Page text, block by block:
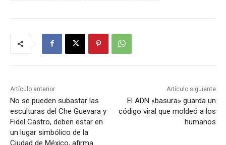
Artículo anterior
No se pueden subastar las
esculturas del Che Guevara y
Fidel Castro, deben estar en
un lugar simbólico de la
Ciudad de México, afirma
Artículo siguiente
El ADN «basura» guarda un
código viral que moldeó a los
humanos